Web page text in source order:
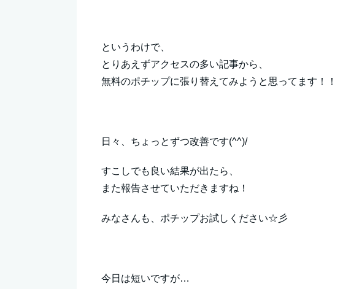
というわけで、
とりあえずアクセスの多い記事から、
無料のポチップに張り替えてみようと思ってます！！
日々、ちょっとずつ改善です(^^)/
すこしでも良い結果が出たら、
また報告させていただきますね！
みなさんも、ポチップお試しください☆彡
今日は短いですが…